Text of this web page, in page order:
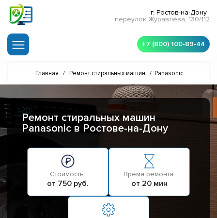
г. Ростов-на-Дону
переулок Журавлёва, 130/112
+7 (800) 100-89-44
Главная / Ремонт стиральных машин / Panasonic
Ремонт стиральных машин
Panasonic в Ростове-на-Дону
Стоимость:
от 750 руб.
Время ремонта:
от 20 мин